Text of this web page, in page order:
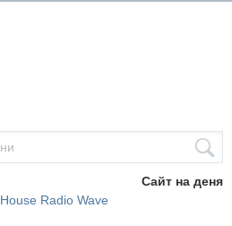
Сайт на деня
House Radio Wave